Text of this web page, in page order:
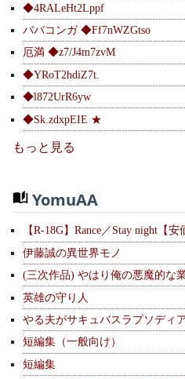
◆4RALeHt2Lppf
ババコンガ ◆Ff7nWZGtso
厄満 ◆z7/J4m7zvM
◆YRoT2hdiZ7t.
◆l872UrR6yw
◆Sk.zdxpEIE ★
もっと見る
YomuAA
【R-18G】Rance／Stay night【安
伊藤誠の異世界モノ
(三次作品) やはり俺の悪魔的な
英雄の守り人
やる夫がサキュバスラプソディ
短編集（一般向け）
短編集